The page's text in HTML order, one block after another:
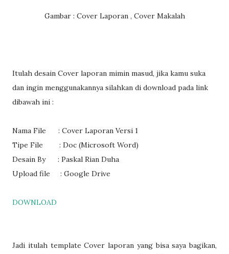
Gambar : Cover Laporan , Cover Makalah
Itulah desain Cover laporan mimin masud, jika kamu suka
dan ingin menggunakannya silahkan di download pada link
dibawah ini :
Nama File : Cover Laporan Versi 1
Tipe File : Doc (Microsoft Word)
Desain By : Paskal Rian Duha
Upload file : Google Drive
DOWNLOAD
Jadi itulah template Cover laporan yang bisa saya bagikan,